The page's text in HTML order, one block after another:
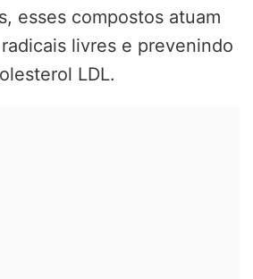
esses compostos atuam
livres e prevenindo
LDL.